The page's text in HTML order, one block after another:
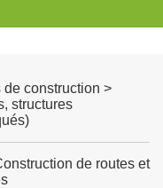
de construction >
structures
de routes et